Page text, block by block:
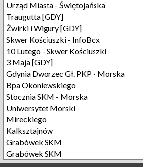
Urząd Miasta - Świętojańska
Traugutta [GDY]
Żwirki i Wigury [GDY]
Skwer Kościuszki - InfoBox
10 Lutego - Skwer Kościuszki
3 Maja [GDY]
Gdynia Dworzec Gł. PKP - Morska
Bpa Okoniewskiego
Stocznia SKM - Morska
Uniwersytet Morski
Mireckiego
Kalksztajnów
Grabówek SKM
Grabówek SKM